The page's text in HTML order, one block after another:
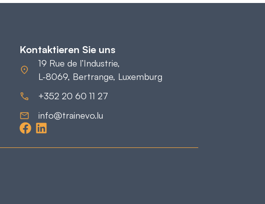
Kontaktieren Sie uns
19 Rue de l’Industrie,
L-8069, Bertrange, Luxemburg
+352 20 60 11 27
info@trainevo.lu